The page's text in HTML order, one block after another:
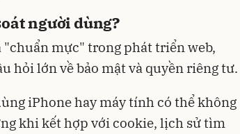
người dùng?
mực" trong phát triển web,
hỏi lớn về bảo mật và quyền riêng tư.
iPhone hay máy tính có thể không
khi kết hợp với cookie, lịch sử tìm